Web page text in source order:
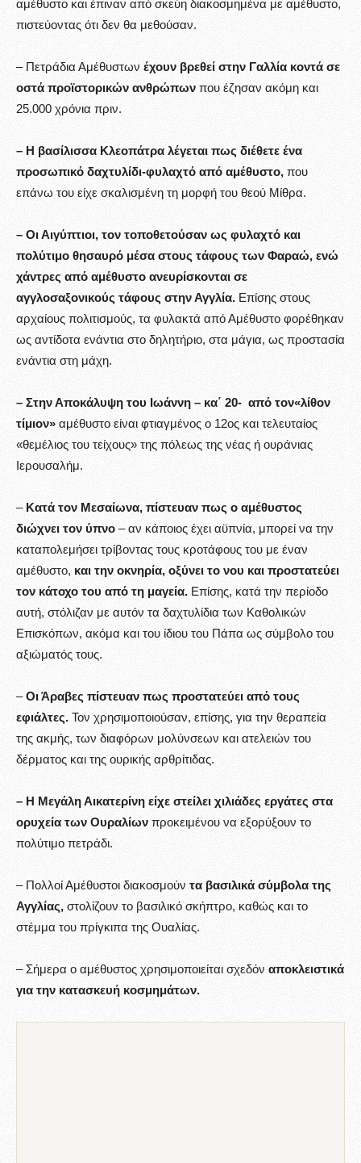
αμέθυστο και έπιναν από σκεύη διακοσμημένα με αμέθυστο,
πιστεύοντας ότι δεν θα μεθούσαν.
– Πετράδια Αμέθυστων έχουν βρεθεί στην Γαλλία κοντά σε
οστά προϊστορικών ανθρώπων που έζησαν ακόμη και
25.000 χρόνια πριν.
– Η βασίλισσα Κλεοπάτρα λέγεται πως διέθετε ένα
προσωπικό δαχτυλίδι-φυλαχτό από αμέθυστο, που
επάνω του είχε σκαλισμένη τη μορφή του θεού Μίθρα.
– Οι Αιγύπτιοι, τον τοποθετούσαν ως φυλαχτό και
πολύτιμο θησαυρό μέσα στους τάφους των Φαραώ, ενώ
χάντρες από αμέθυστο ανευρίσκονται σε
αγγλοσαξονικούς τάφους στην Αγγλία. Επίσης στους
αρχαίους πολιτισμούς, τα φυλακτά από Αμέθυστο φορέθηκαν
ως αντίδοτα ενάντια στο δηλητήριο, στα μάγια, ως προστασία
ενάντια στη μάχη.
– Στην Αποκάλυψη του Ιωάννη – κα΄ 20- από τον«λίθον
τίμιον» αμέθυστο είναι φτιαγμένος ο 12ος και τελευταίος
«θεμέλιος του τείχους» της πόλεως της νέας ή ουράνιας
Ιερουσαλήμ.
–Κατά τον Μεσαίωνα, πίστευαν πως ο αμέθυστος
διώχνει τον ύπνο – αν κάποιος έχει αϋπνία, μπορεί να την
καταπολεμήσει τρίβοντας τους κροτάφους του με έναν
αμέθυστο, και την οκνηρία, οξύνει το νου και προστατεύει
τον κάτοχο του από τη μαγεία. Επίσης, κατά την περίοδο
αυτή, στόλιζαν με αυτόν τα δαχτυλίδια των Καθολικών
Επισκόπων, ακόμα και του ίδιου του Πάπα ως σύμβολο του
αξιώματός τους.
–Οι Άραβες πίστευαν πως προστατεύει από τους
εφιάλτες. Τον χρησιμοποιούσαν, επίσης, για την θεραπεία
της ακμής, των διαφόρων μολύνσεων και ατελειών του
δέρματος και της ουρικής αρθρίτιδας.
– Η Μεγάλη Αικατερίνη είχε στείλει χιλιάδες εργάτες στα
ορυχεία των Ουραλίων προκειμένου να εξορύξουν το
πολύτιμο πετράδι.
– Πολλοί Αμέθυστοι διακοσμούν τα βασιλικά σύμβολα της
Αγγλίας, στολίζουν το βασιλικό σκήπτρο, καθώς και το
στέμμα του πρίγκιπα της Ουαλίας.
– Σήμερα ο αμέθυστος χρησιμοποιείται σχεδόν αποκλειστικά
για την κατασκευή κοσμημάτων.